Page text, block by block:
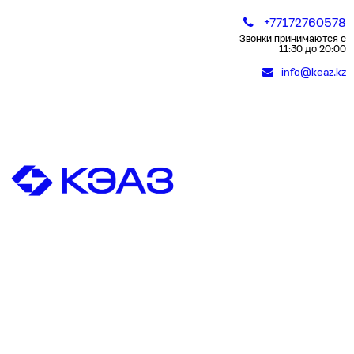
+77172760578
Звонки принимаются с
11:30 до 20:00
info@keaz.kz